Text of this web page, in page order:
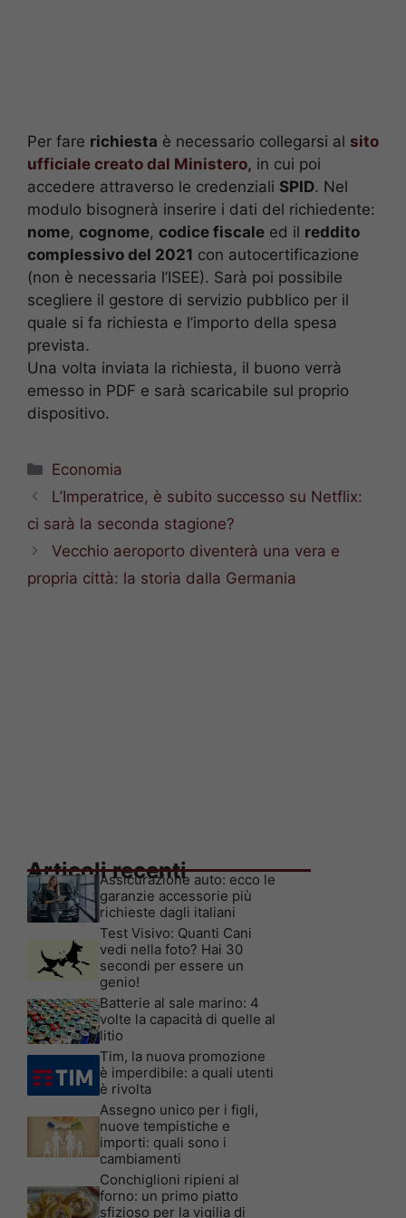
Per fare richiesta è necessario collegarsi al sito
ufficiale creato dal Ministero, in cui poi
accedere attraverso le credenziali SPID. Nel
modulo bisognerà inserire i dati del richiedente:
nome, cognome, codice fiscale ed il reddito
complessivo del 2021 con autocertificazione
(non è necessaria l’ISEE). Sarà poi possibile
scegliere il gestore di servizio pubblico per il
quale si fa richiesta e l’importo della spesa
prevista.
Una volta inviata la richiesta, il buono verrà
emesso in PDF e sarà scaricabile sul proprio
dispositivo.
Categorie
Economia
L’Imperatrice, è subito successo su Netflix:
ci sarà la seconda stagione?
Vecchio aeroporto diventerà una vera e
propria città: la storia dalla Germania
Articoli recenti
Assicurazione auto: ecco le
garanzie accessorie più
richieste dagli italiani
Test Visivo: Quanti Cani
vedi nella foto? Hai 30
secondi per essere un
genio!
Batterie al sale marino: 4
volte la capacità di quelle al
litio
Tim, la nuova promozione
è imperdibile: a quali utenti
è rivolta
Assegno unico per i figli,
nuove tempistiche e
importi: quali sono i
cambiamenti
Conchiglioni ripieni al
forno: un primo piatto
sfizioso per la vigilia di